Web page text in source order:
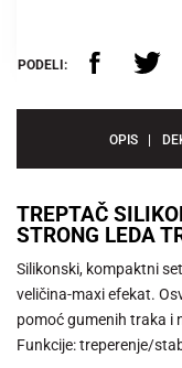
PODELI:
OPIS
TREPTAČ
STRONG LEDA
Silikonski, kompaktni
veličina-maxi efekat.
pomoć gumenih traka i
Funkcije: treperenje/